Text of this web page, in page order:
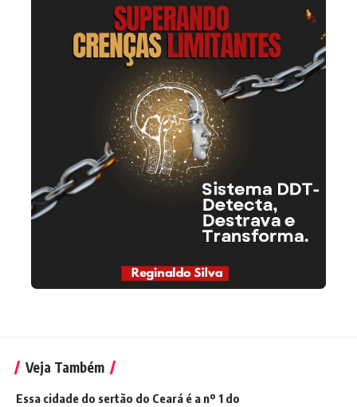
Veja Também
Essa cidade do sertão do Ceará é a nº 1 do